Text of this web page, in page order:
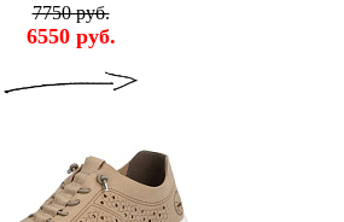
7750 руб.
6550 руб.